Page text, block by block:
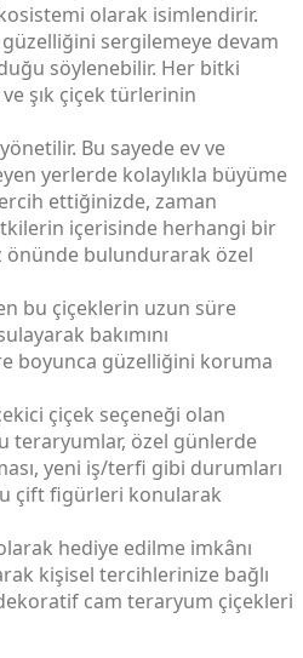
olarak isimlendirir.
sergilemeye devam
söylenebilir. Her bitki
şık çiçek türlerinin
Bu sayede ev ve
yerlerde kolaylıkla büyüme
ettiğinizde, zaman
içerisinde herhangi bir
önünde bulundurarak özel
bu çiçeklerin uzun süre
bakımını
boyunca güzelliğini koruma
çiçek seçeneği olan
teraryumlar, özel günlerde
yeni iş/terfi gibi durumları
çift figürleri konularak
hediye edilme imkânı
kişisel tercihlerinize bağlı
cam teraryum çiçekleri